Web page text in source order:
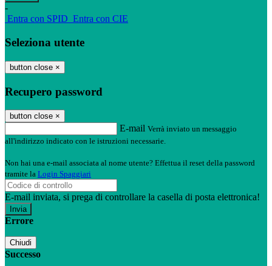
-
Entra con SPID Entra con CIE
Seleziona utente
button close ×
Recupero password
button close ×
E-mail Verrà inviato un messaggio
all'indirizzo indicato con le istruzioni necessarie.
Non hai una e-mail associata al nome utente? Effettua il reset della password
tramite la Login Spaggiari
E-mail inviata, si prega di controllare la casella di posta elettronica!
Errore
Chiudi
Successo